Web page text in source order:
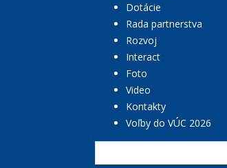
Dotácie
Rada partnerstva
Rozvoj
Interact
Foto
Video
Kontakty
Voľby do VÚC 2026